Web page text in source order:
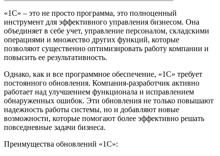
«1С» – это не просто программа, это полноценный
инструмент для эффективного управления бизнесом. Она
объединяет в себе учет, управление персоналом, складскими
операциями и множество других функций, которые
позволяют существенно оптимизировать работу компании и
повысить ее результативность.
Однако, как и все программное обеспечение, «1С» требует
постоянного обновления. Компания-разработчик активно
работает над улучшением функционала и исправлением
обнаруженных ошибок. Эти обновления не только повышают
надежность работы системы, но и добавляют новые
возможности, которые помогают более эффективно решать
повседневные задачи бизнеса.
Преимущества обновлений «1С»: